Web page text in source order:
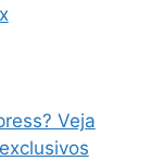
Veja